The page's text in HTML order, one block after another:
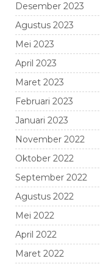
Desember 2023
Agustus 2023
Mei 2023
April 2023
Maret 2023
Februari 2023
Januari 2023
November 2022
Oktober 2022
September 2022
Agustus 2022
Mei 2022
April 2022
Maret 2022